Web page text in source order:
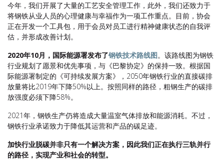
今年，我们开展了大量的工艺安全管理工作，此外，我们还致力于
将钢铁从业人员的心理健康与幸福作为一项工作重点。目前，协会
正在开发一个工具包，用于会员对员工进行精神健康状态的自我评
估，并形成改善计划。
2020年10月，国际能源署发布了钢铁技术路线图。该路线图为钢铁
行业规划了愿景和优先事项，与《巴黎协定》的保持一致。根据国
际能源署制定的《可持续发展方案》，2050年钢铁行业的直接碳排
放量将比2019年下降50%以上。按照同样的路径，粗钢生产的碳排
放强度必须下降58%。
2021年，钢铁生产仍将造成大量温室气体排放和能源消耗。不过，
钢铁行业承诺致力于降低其运营和产品的碳足迹。
加快行业脱碳并非只有一个解决方案，因此我们正在执行三轨并行
的路径，实现产业和社会的转型。